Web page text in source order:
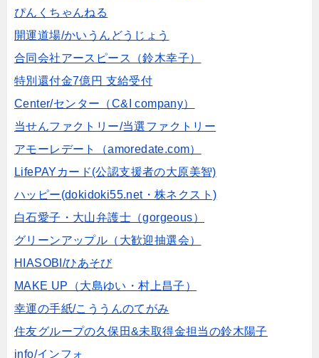
ぴんくちゃんねる
開運道場/かいうんどうじょう
合同会社アースピース（鈴木幸子）
特別還付金7億円 支給受付
Center/センター（C&I company）
当せんファクトリー/当選ファクトリー
アモーレデート（amoredate.com）
LifePAYカード(公認支援者の大原美智)
ハッピー(dokidoki55.net・株ネクスト)
白石愛子・大山弁護士（gorgeous）
グリーンアップル（大歓迎抽選会）
HIASOBI/ひあそび
MAKE UP（大島ゆい・村上昌子）
幸運の手紙/こううんのてがみ
住友グループの久保田&未取得金担当の鈴木陽子
info/インフォ